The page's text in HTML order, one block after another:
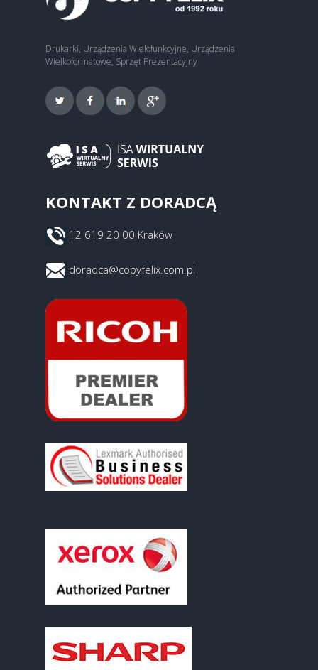
Drukarki, Urządzenia Wielofunkcyjne, Urządzenia
Wielkoformatowe, Sprzęt Prezentacyjny
KONTAKT Z DORADCĄ
12 619 20 00 Kraków
doradca@copyfelix.com.pl